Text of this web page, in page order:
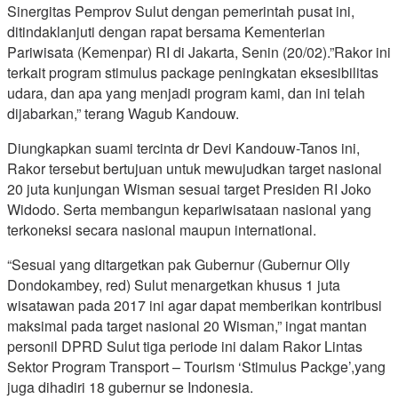
Sinergitas Pemprov Sulut dengan pemerintah pusat ini,
ditindaklanjuti dengan rapat bersama Kementerian
Pariwisata (Kemenpar) RI di Jakarta, Senin (20/02).”Rakor ini
terkait program stimulus package peningkatan eksesibilitas
udara, dan apa yang menjadi program kami, dan ini telah
dijabarkan,” terang Wagub Kandouw.
Diungkapkan suami tercinta dr Devi Kandouw-Tanos ini,
Rakor tersebut bertujuan untuk mewujudkan target nasional
20 juta kunjungan Wisman sesuai target Presiden RI Joko
Widodo. Serta membangun kepariwisataan nasional yang
terkoneksi secara nasional maupun international.
“Sesuai yang ditargetkan pak Gubernur (Gubernur Olly
Dondokambey, red) Sulut menargetkan khusus 1 juta
wisatawan pada 2017 ini agar dapat memberikan kontribusi
maksimal pada target nasional 20 Wisman,” ingat mantan
personil DPRD Sulut tiga periode ini dalam Rakor Lintas
Sektor Program Transport – Tourism ‘Stimulus Packge’,yang
juga dihadiri 18 gubernur se Indonesia.